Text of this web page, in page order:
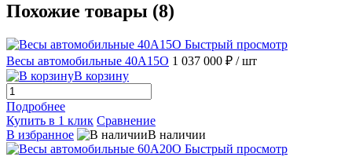
Похожие товары (8)
Быстрый просмотр
Весы автомобильные 40А15О 1 037 000 ₽ / шт
В корзину
Подробнее
Купить в 1 клик Сравнение
В избранное
В наличии
Быстрый просмотр